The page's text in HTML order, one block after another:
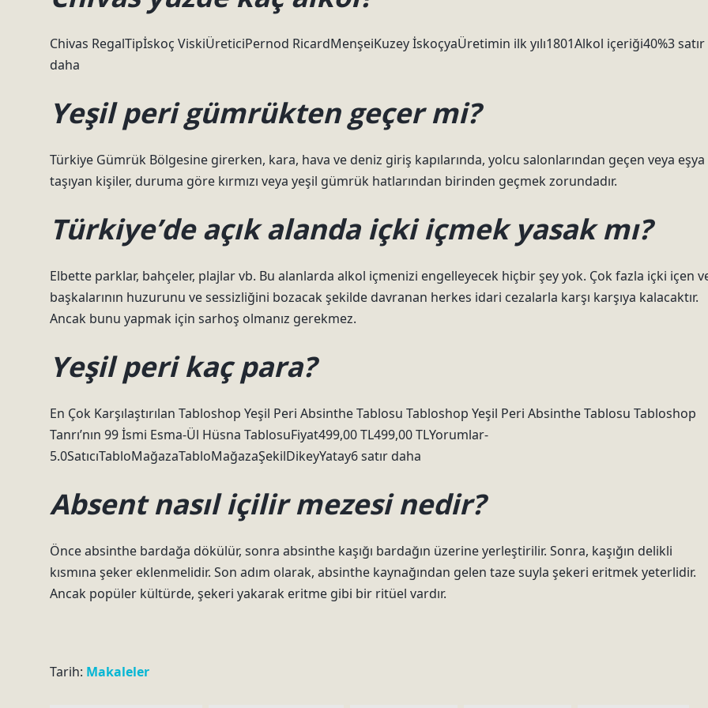
Chivas RegalTipİskoç ViskiÜreticiPernod RicardMenşeiKuzey İskoçyaÜretimin ilk yılı1801Alkol içeriği40%3 satır
daha
Yeşil peri gümrükten geçer mi?
Türkiye Gümrük Bölgesine girerken, kara, hava ve deniz giriş kapılarında, yolcu salonlarından geçen veya eşya
taşıyan kişiler, duruma göre kırmızı veya yeşil gümrük hatlarından birinden geçmek zorundadır.
Türkiye’de açık alanda içki içmek yasak mı?
Elbette parklar, bahçeler, plajlar vb. Bu alanlarda alkol içmenizi engelleyecek hiçbir şey yok. Çok fazla içki içen
başkalarının huzurunu ve sessizliğini bozacak şekilde davranan herkes idari cezalarla karşı karşıya kalacaktır.
Ancak bunu yapmak için sarhoş olmanız gerekmez.
Yeşil peri kaç para?
En Çok Karşılaştırılan Tabloshop Yeşil Peri Absinthe Tablosu Tabloshop Yeşil Peri Absinthe Tablosu Tabloshop
Tanrı’nın 99 İsmi Esma-Ül Hüsna TablosuFiyat499,00 TL499,00 TLYorumlar-
5.0SatıcıTabloMağazaTabloMağazaŞekilDikeyYatay6 satır daha
Absent nasıl içilir mezesi nedir?
Önce absinthe bardağa dökülür, sonra absinthe kaşığı bardağın üzerine yerleştirilir. Sonra, kaşığın delikli
kısmına şeker eklenmelidir. Son adım olarak, absinthe kaynağından gelen taze suyla şekeri eritmek yeterlidir.
Ancak popüler kültürde, şekeri yakarak eritme gibi bir ritüel vardır.
Tarih: Makaleler